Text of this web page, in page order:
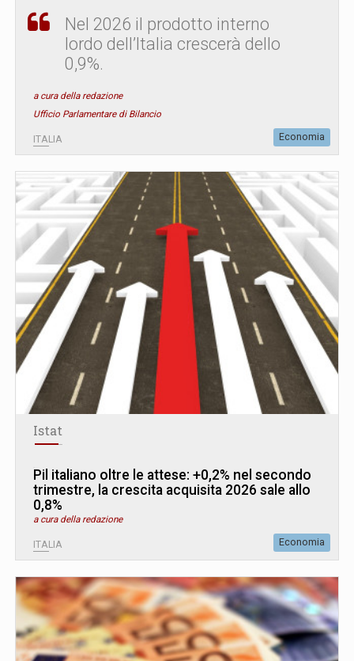
Nel 2026 il prodotto interno
lordo dell’Italia crescerà dello
0,9%.
a cura della redazione
Ufficio Parlamentare di Bilancio
ITALIA Economia
Istat
Pil italiano oltre le attese: +0,2% nel secondo
trimestre, la crescita acquisita 2026 sale allo
0,8%
a cura della redazione
ITALIA Economia